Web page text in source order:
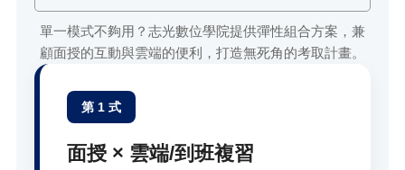
單一模式不夠用？志光數位學院提供彈性組合方案，兼
顧面授的互動與雲端的便利，打造無死角的考取計畫。
第 1 式
面授 × 雲端/到班複習